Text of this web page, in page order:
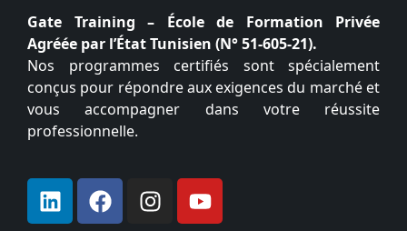
Gate Training – École de Formation Privée
Agréée par l’État Tunisien (N° 51-605-21).
Nos programmes certifiés sont spécialement
conçus pour répondre aux exigences du marché et
vous accompagner dans votre réussite
professionnelle.